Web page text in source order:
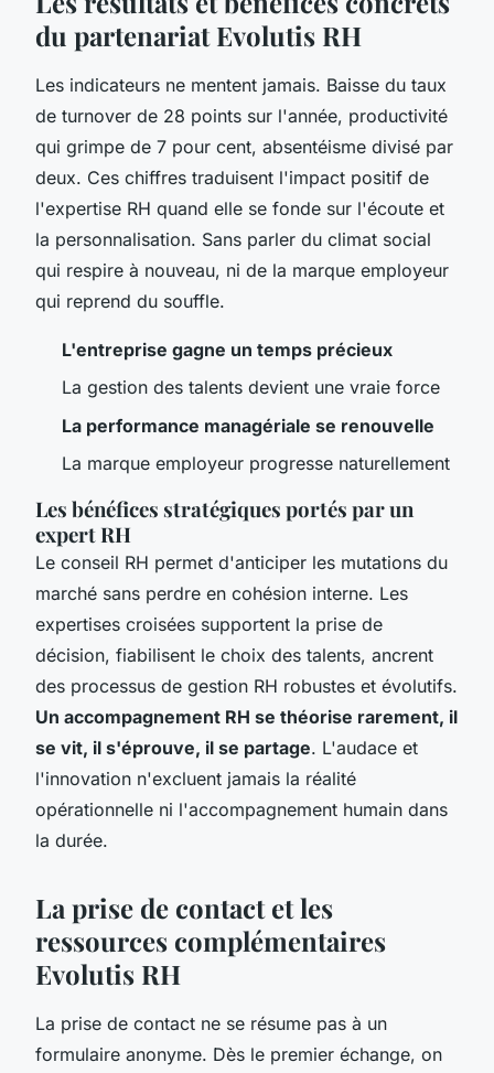
du partenariat Evolutis RH
Les indicateurs ne mentent jamais. Baisse du taux
de turnover de 28 points sur l'année, productivité
qui grimpe de 7 pour cent, absentéisme divisé par
deux. Ces chiffres traduisent l'impact positif de
l'expertise RH quand elle se fonde sur l'écoute et
la personnalisation. Sans parler du climat social
qui respire à nouveau, ni de la marque employeur
qui reprend du souffle.
L'entreprise gagne un temps précieux
La gestion des talents devient une vraie force
La performance managériale se renouvelle
La marque employeur progresse naturellement
Les bénéfices stratégiques portés par un
expert RH
Le conseil RH permet d'anticiper les mutations du
marché sans perdre en cohésion interne. Les
expertises croisées supportent la prise de
décision, fiabilisent le choix des talents, ancrent
des processus de gestion RH robustes et évolutifs.
Un accompagnement RH se théorise rarement, il
se vit, il s'éprouve, il se partage. L'audace et
l'innovation n'excluent jamais la réalité
opérationnelle ni l'accompagnement humain dans
la durée.
La prise de contact et les
ressources complémentaires
Evolutis RH
La prise de contact ne se résume pas à un
formulaire anonyme. Dès le premier échange, on